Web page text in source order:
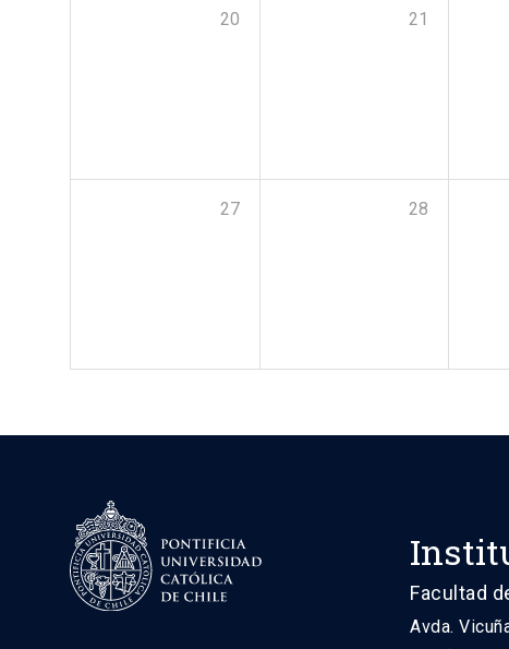
20 21
27 28
Facultad
Avda.